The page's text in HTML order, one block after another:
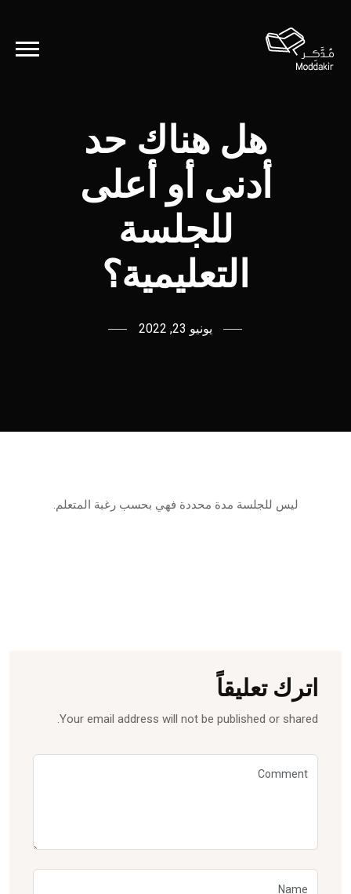
هل هناك حد
أدنى أو أعلى
للجلسة
التعليمية؟
يونيو 23, 2022
ليس للجلسة مدة محددة فهي بحسب رغبة المتعلم.
اترك تعليقاً
Your email address will not be published or shared.